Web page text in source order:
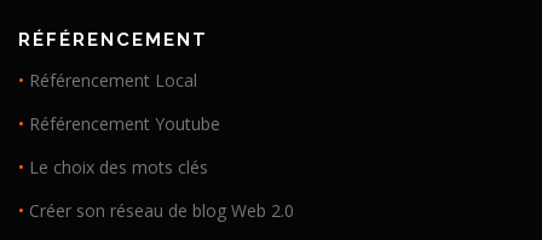
RÉFÉRENCEMENT
• Référencement Local
• Référencement Youtube
• Le choix des mots clés
• Créer son réseau de blog Web 2.0